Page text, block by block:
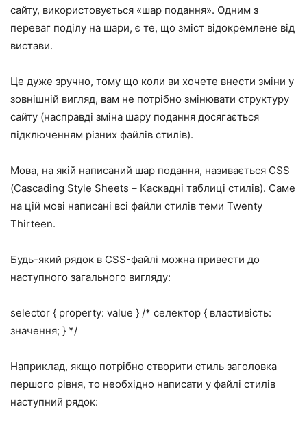
сайту, використовується «шар подання». Одним з
переваг поділу на шари, є те, що зміст відокремлене від
вистави.
Це дуже зручно, тому що коли ви хочете внести зміни у
зовнішній вигляд, вам не потрібно змінювати структуру
сайту (насправді зміна шару подання досягається
підключенням різних файлів стилів).
Мова, на якій написаний шар подання, називається CSS
(Cascading Style Sheets – Каскадні таблиці стилів). Саме
на цій мові написані всі файли стилів теми Twenty
Thirteen.
Будь-який рядок в CSS-файлі можна привести до
наступного загального вигляду:
selector { property: value } /* селектор { властивість:
значення; } */
Наприклад, якщо потрібно створити стиль заголовка
першого рівня, то необхідно написати у файлі стилів
наступний рядок: